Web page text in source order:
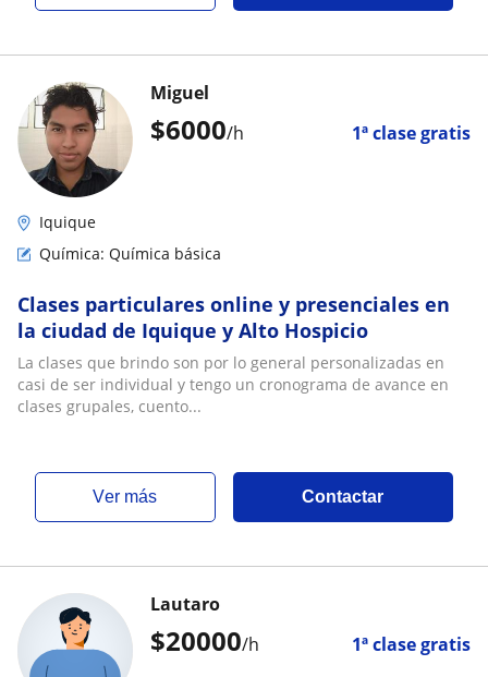
$6000/h 1ª clase gratis
Miguel
Iquique
Química: Química básica
Clases particulares online y presenciales en
la ciudad de Iquique y Alto Hospicio
La clases que brindo son por lo general personalizadas en
casi de ser individual y tengo un cronograma de avance en
clases grupales, cuento...
ver más Contactar
$20000/h 1ª clase gratis
Lautaro